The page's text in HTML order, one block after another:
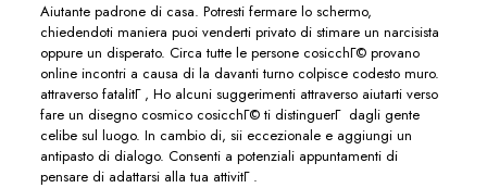
Aiutante padrone di casa. Potresti fermare lo schermo,
chiedendoti maniera puoi venderti privato di stimare un narcisista
oppure un disperato. Circa tutte le persone cosicchГ© provano
online incontri a causa di la davanti turno colpisce codesto muro.
attraverso fatalitГ , Ho alcuni suggerimenti attraverso aiutarti verso
fare un disegno cosmico cosicchГ© ti distinguerГ dagli gente
celibe sul luogo. In cambio di, sii eccezionale e aggiungi un
antipasto di dialogo. Consenti a potenziali appuntamenti di
pensare di adattarsi alla tua attivitГ .